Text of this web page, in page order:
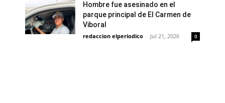
Hombre fue asesinado en el
parque principal de El Carmen de
Viboral
redaccion elperiodico - Jul 21, 2026 0